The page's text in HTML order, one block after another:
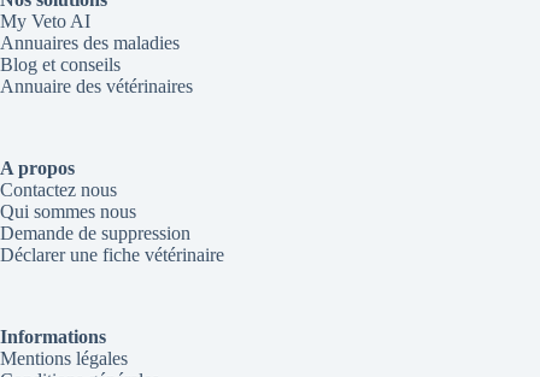
My Veto AI
Annuaires des maladies
Blog et conseils
Annuaire des vétérinaires
A propos
Contactez nous
Qui sommes nous
Demande de suppression
Déclarer une fiche vétérinaire
Informations
Mentions légales